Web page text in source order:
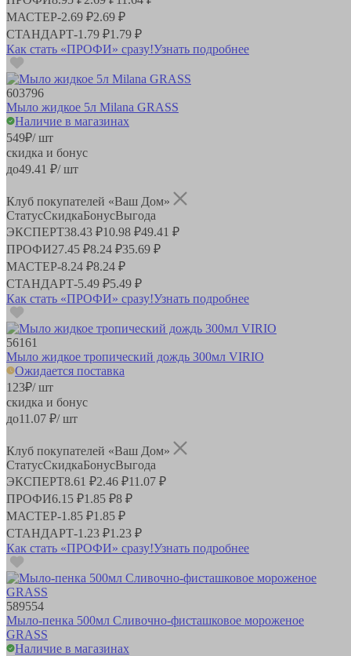
МАСТЕР-2.69 ₽2.69 ₽
СТАНДАРТ-1.79 ₽1.79 ₽
Как стать «ПРОФИ» сразу!Узнать подробнее
603796
Мыло жидкое 5л Milana GRASS
Наличие в магазинах
549₽/ шт
скидка и бонус
до49.41 ₽/ шт
Клуб покупателей «Ваш Дом»
СтатусСкидкаБонусВыгода
ЭКСПЕРТ38.43 ₽10.98 ₽49.41 ₽
ПРОФИ27.45 ₽8.24 ₽35.69 ₽
МАСТЕР-8.24 ₽8.24 ₽
СТАНДАРТ-5.49 ₽5.49 ₽
Как стать «ПРОФИ» сразу!Узнать подробнее
56161
Мыло жидкое тропический дождь 300мл VIRIO
Ожидается поставка
123₽/ шт
скидка и бонус
до11.07 ₽/ шт
Клуб покупателей «Ваш Дом»
СтатусСкидкаБонусВыгода
ЭКСПЕРТ8.61 ₽2.46 ₽11.07 ₽
ПРОФИ6.15 ₽1.85 ₽8 ₽
МАСТЕР-1.85 ₽1.85 ₽
СТАНДАРТ-1.23 ₽1.23 ₽
Как стать «ПРОФИ» сразу!Узнать подробнее
589554
Мыло-пенка 500мл Сливочно-фисташковое мороженое
GRASS
Наличие в магазинах